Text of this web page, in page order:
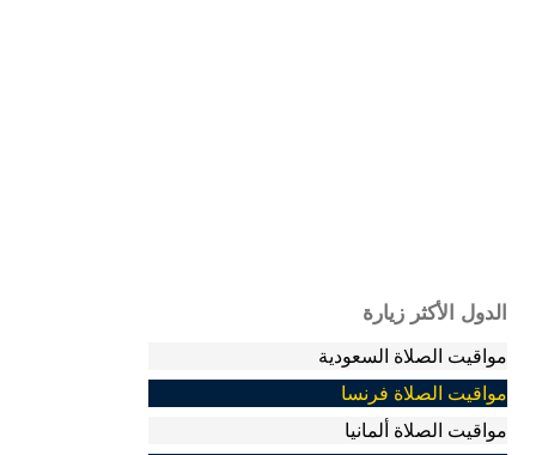
الدول الأكثر زيارة
مواقيت الصلاة السعودية
مواقيت الصلاة فرنسا
مواقيت الصلاة ألمانيا